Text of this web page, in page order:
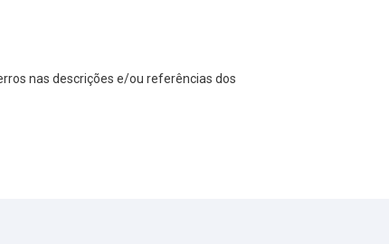
nas descrições e/ou referências dos